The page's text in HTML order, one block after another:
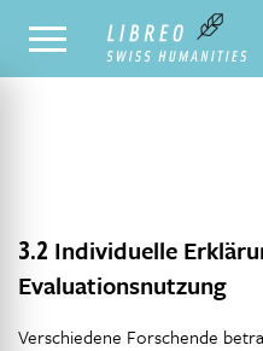
NOTRE CATALOGUE
3.2 Individuelle
Evaluationsnutzung
Verschiedene Forschende